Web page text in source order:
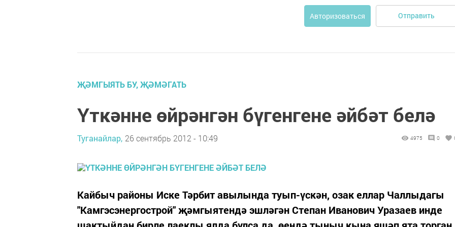
Авторизоваться Отправить
ҖӘМГЫЯТЬ БУ, ҖӘМӘГАТЬ
Үткәнне өйрәнгән бүгенгене әйбәт белә
Туганайлар, 26 сентябрь 2012 - 10:49 4975 0
Кайбыч районы Иске Тәрбит авылында туып-үскән, озак еллар Чаллыдагы
"Камгэсэнергострой" җәмгыятендә эшләгән Степан Иванович Уразаев инде